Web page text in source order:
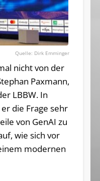
Dirk Emminger
nicht von der
Paxmann,
LBBW. In
die Frage sehr
von GenAI zu
wie sich vor
modernen